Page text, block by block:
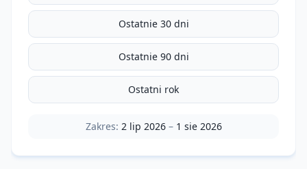
Ostatnie 30 dni
Ostatnie 90 dni
Ostatni rok
Zakres: 2 lip 2026– 1 sie 2026